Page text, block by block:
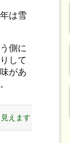
は雪
側に
して
があ
えます